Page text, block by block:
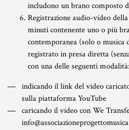
includono un brano composto
Registrazione audio-video
minuti contenente uno o più
contemporanea (solo o musica
registrato in presa diretta
con una delle seguenti modalità:
indicando il link del video
sulla piattaforma YouTube
caricando il video con We